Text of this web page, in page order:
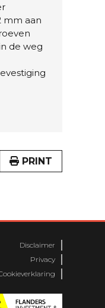
mm aan
de weg
PRINT
Disclaimer
Privacy